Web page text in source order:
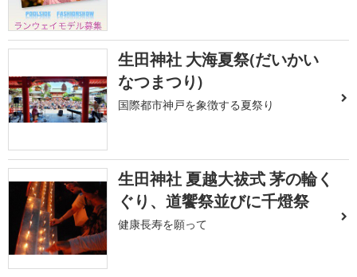
生田神社 大海夏祭(だいかい
なつまつり)
国際都市神戸を象徴する夏祭り
生田神社 夏越大祓式 茅の輪く
ぐり、道饗祭並びに千燈祭
健康長寿を願って